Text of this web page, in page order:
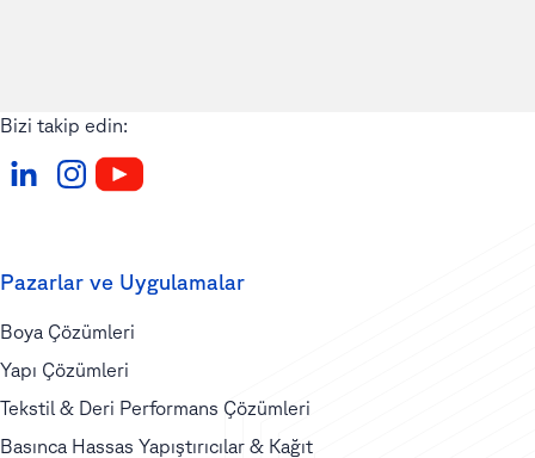
Bizi takip edin:
Pazarlar ve Uygulamalar
Boya Çözümleri
Yapı Çözümleri
Tekstil & Deri Performans Çözümleri
Basınca Hassas Yapıştırıcılar & Kağıt